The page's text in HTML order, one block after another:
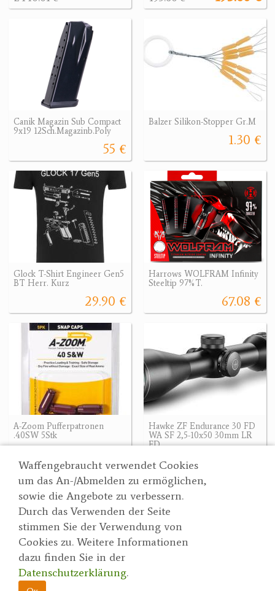
Waffengebraucht verwendet Cookies
um das An-/Abmelden zu ermöglichen,
sowie die Angebote zu verbessern.
Durch das Verwenden der Seite
stimmen Sie der Verwendung von
Cookies zu. Weitere Informationen
dazu finden Sie in der
Datenschutzerklärung.
Canik Magazin Sub Compact
9x19 12Sch.Magazinb.Poly
55 €
Balzer Silikon-Stopper Gr.M
1.30 €
Glock T-Shirt Engineer Gen5
BT Herr. Kurz
29.90 €
Harrows WOLFRAM Infinity
Steeltip 97%T.
67.08 €
A-Zoom Pufferpatronen
.40SW 5Stk
Hawke ZF Endurance 30 FD
WA SF 2,5-10x50 30mm LR
FD
Suche
Partner
AGBs
Datenschutzerklärung
Impressum
Wertgarner 1820
Jagd & SporthandelsgmbH
Dr. Karl-Renner-Straße 48